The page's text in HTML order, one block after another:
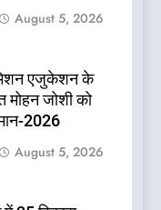
August 5, 2026
एजुकेशन के
मोहन जोशी को
2026
August 5, 2026